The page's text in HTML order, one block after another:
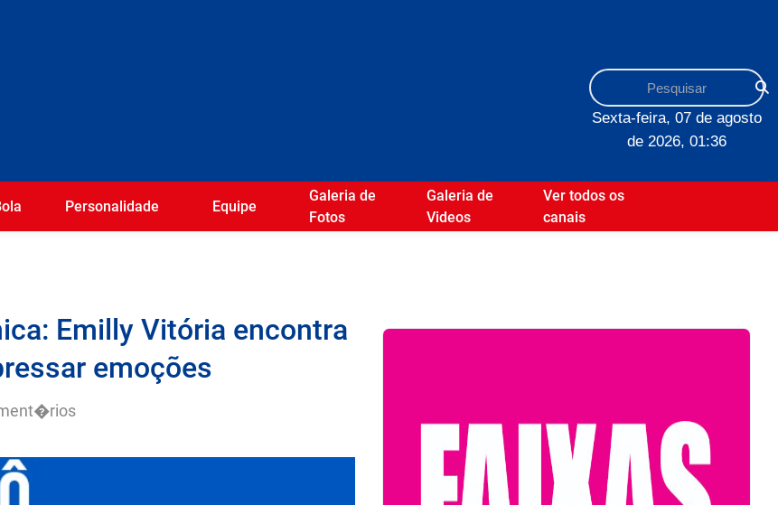
Sexta-feira, 07 de agosto
de 2026, 01:36
Personalidade Equipe
Galeria de
Fotos
Galeria de
Videos
Ver todos os
canais
Emilly Vitória encontra
emoções